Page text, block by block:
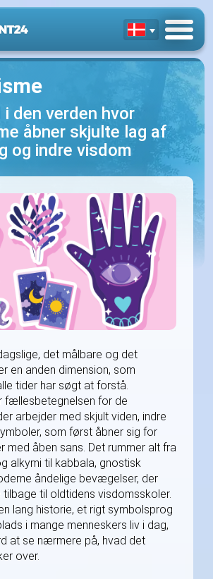
den verden hvor
åbner skjulte lag af
og indre visdom
det målbare og det
en anden dimension, som
tider har søgt at forstå.
fællesbetegnelsen for de
arbejder med skjult viden, indre
som først åbner sig for
med åben sans. Det rummer alt fra
alkymi til kabbala, gnostisk
åndelige bevægelser, der
til oldtidens visdomsskoler.
lang historie, et rigt symbolsprog
i mange menneskers liv i dag,
at se nærmere på, hvad det
over.